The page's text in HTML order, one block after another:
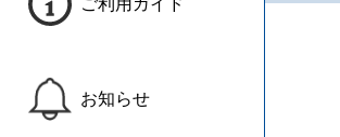
ご利用ガイド
お知らせ